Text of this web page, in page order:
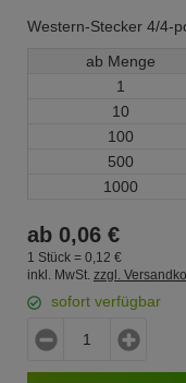
Western-Stecker 4/4-
ab Menge
1
10
100
500
1000
ab 0,06 €
1 Stück = 0, 12 €
inkl. MwSt. zzgl.
sofort verfügbar